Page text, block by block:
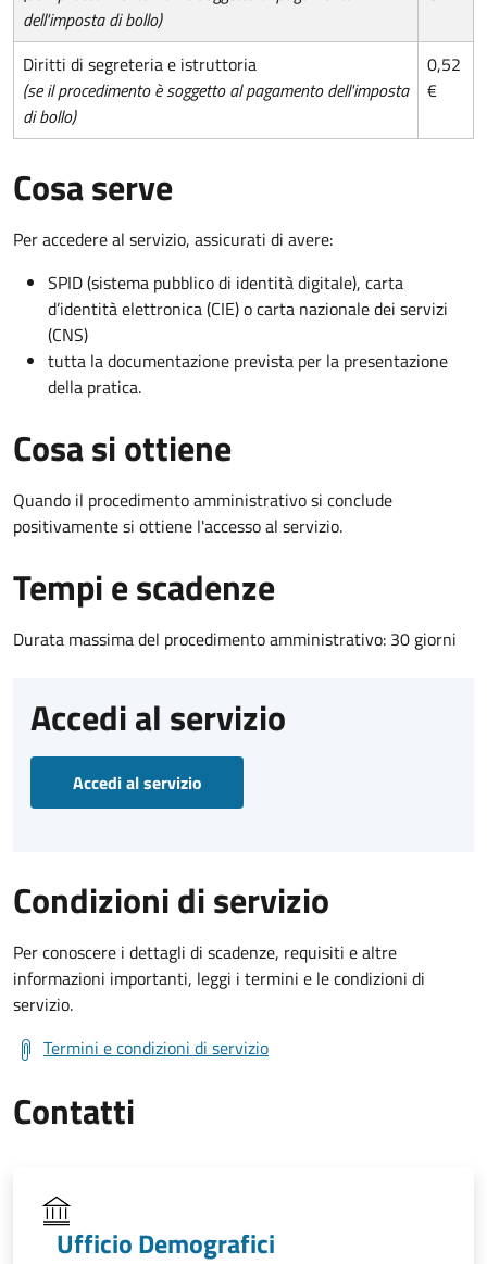
dell'imposta di bollo)
Diritti di segreteria e istruttoria
(se il procedimento è soggetto al pagamento dell'imposta
di bollo)
0,52
€
Cosa serve
Per accedere al servizio, assicurati di avere:
SPID (sistema pubblico di identità digitale), carta
d’identità elettronica (CIE) o carta nazionale dei servizi
(CNS)
tutta la documentazione prevista per la presentazione
della pratica.
Cosa si ottiene
Quando il procedimento amministrativo si conclude
positivamente si ottiene l'accesso al servizio.
Tempi e scadenze
Durata massima del procedimento amministrativo: 30 giorni
Accedi al servizio
Accedi al servizio
Condizioni di servizio
Per conoscere i dettagli di scadenze, requisiti e altre
informazioni importanti, leggi i termini e le condizioni di
servizio.
Termini e condizioni di servizio
Contatti
Ufficio Demografici